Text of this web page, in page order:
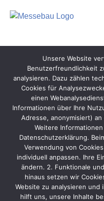
Unsere Website
Benutzerfreundlichkeit
analysieren. Dazu zählen
Cookies für
einen
Informationen über Ihre
Adresse, anonymisiert)
Weitere
Datenschutzerklärung.
Verwendung von
individuell anpassen. Ihre
ändern. 2. Funktionale
hinaus setzen wir
Website zu analysieren und
hilft uns, unsere Inhalte